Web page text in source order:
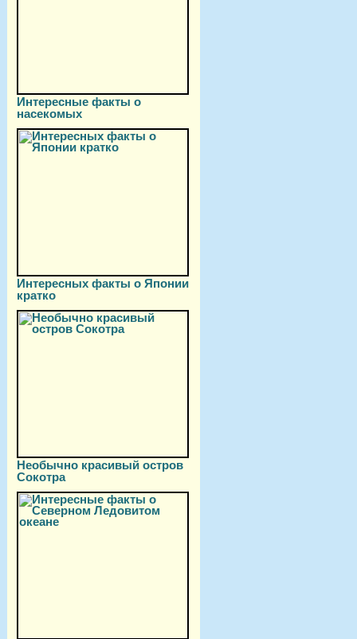
Интересные факты о
насекомых
Интересных факты о Японии
кратко
Необычно красивый остров
Сокотра